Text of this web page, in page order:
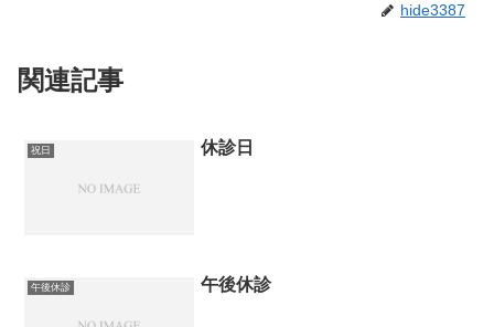
hide3387
関連記事
祝日 休診日
午後休診 午後休診